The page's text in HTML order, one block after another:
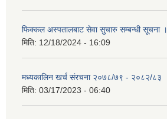
फिक्कल अस्पतालबाट सेवा सुचारु सम्बन्धी सूचना ।
मिति: 12/18/2024 - 16:09
मध्यकालिन खर्च संरचना २०७८/७९ - २०८२/८३
मिति: 03/17/2023 - 06:40